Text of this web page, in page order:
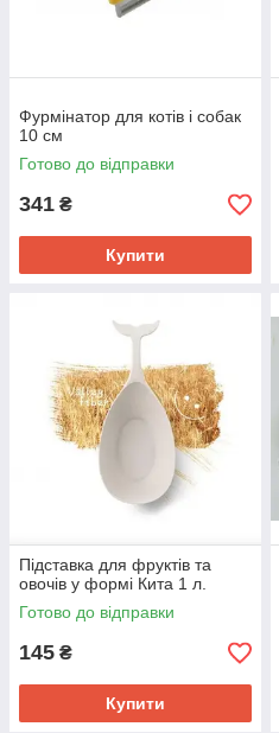
Фурмінатор для котів і собак
10 см
Готово до відправки
341 ₴
Купити
Підставка для фруктів та
овочів у формі Кита 1 л.
Готово до відправки
145 ₴
Купити